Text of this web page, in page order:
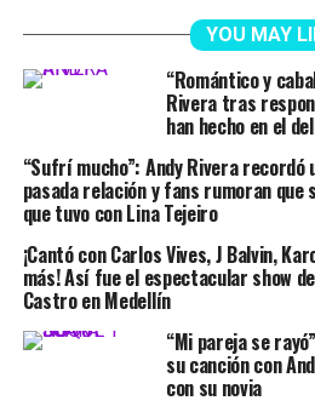
YOU MAY
“Romántico y
Rivera tras
han hecho en el
“Sufrí mucho”: Andy Rivera recordó
pasada relación y fans rumoran que
que tuvo con Lina Tejeiro
¡Cantó con Carlos Vives, J Balvin,
más! Así fue el espectacular show
Castro en Medellín
“Mi pareja se
su canción con
con su novia